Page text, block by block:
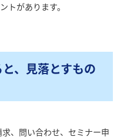
トがあります。
、見落とすもの
、問い合わせ、セミナー申